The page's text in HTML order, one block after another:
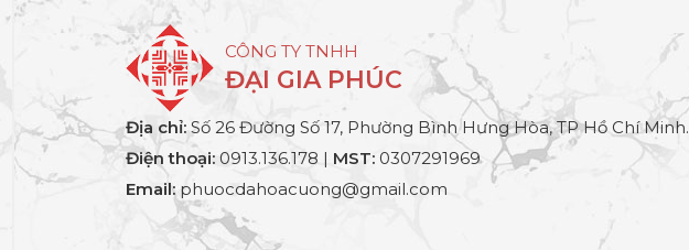
CÔNG TY TNHH
ĐẠI GIA PHÚC
Địa chỉ: Số 26 Đường Số 17, Phường Bình Hưng Hòa, TP Hồ Chí Minh.
Điện thoại: 0913.136.178 | MST: 0307291969
Email:phuocdahoacuong@gmail.com